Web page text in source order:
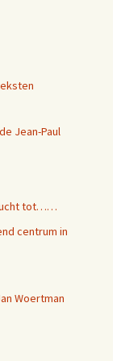
Jean-Paul
tot……
centrum in
Woertman